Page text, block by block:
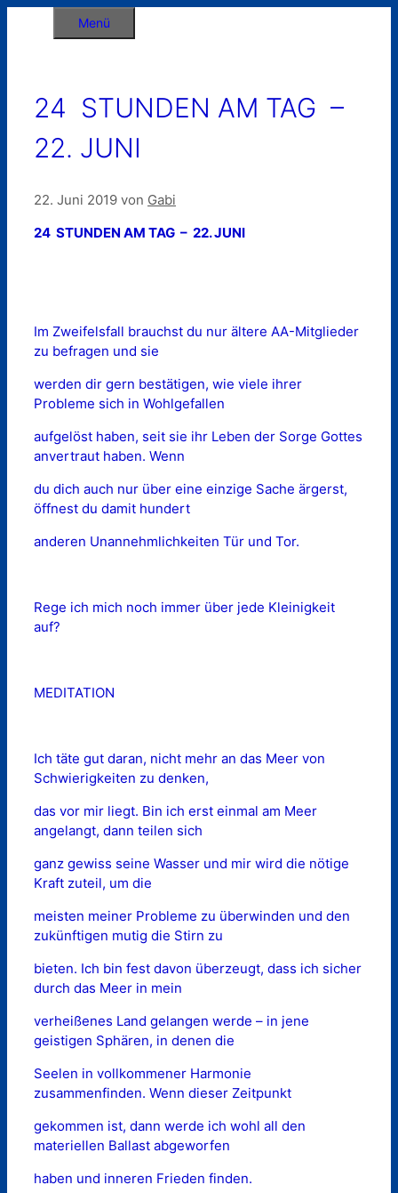
Menü
24 STUNDEN AM TAG –
22. JUNI
22. Juni 2019 von Gabi
24 STUNDEN AM TAG – 22. JUNI
Im Zweifelsfall brauchst du nur ältere AA-Mitglieder
zu befragen und sie
werden dir gern bestätigen, wie viele ihrer
Probleme sich in Wohlgefallen
aufgelöst haben, seit sie ihr Leben der Sorge Gottes
anvertraut haben. Wenn
du dich auch nur über eine einzige Sache ärgerst,
öffnest du damit hundert
anderen Unannehmlichkeiten Tür und Tor.
Rege ich mich noch immer über jede Kleinigkeit
auf?
MEDITATION
Ich täte gut daran, nicht mehr an das Meer von
Schwierigkeiten zu denken,
das vor mir liegt. Bin ich erst einmal am Meer
angelangt, dann teilen sich
ganz gewiss seine Wasser und mir wird die nötige
Kraft zuteil, um die
meisten meiner Probleme zu überwinden und den
zukünftigen mutig die Stirn zu
bieten. Ich bin fest davon überzeugt, dass ich sicher
durch das Meer in mein
verheißenes Land gelangen werde – in jene
geistigen Sphären, in denen die
Seelen in vollkommener Harmonie
zusammenfinden. Wenn dieser Zeitpunkt
gekommen ist, dann werde ich wohl all den
materiellen Ballast abgeworfen
haben und inneren Frieden finden.